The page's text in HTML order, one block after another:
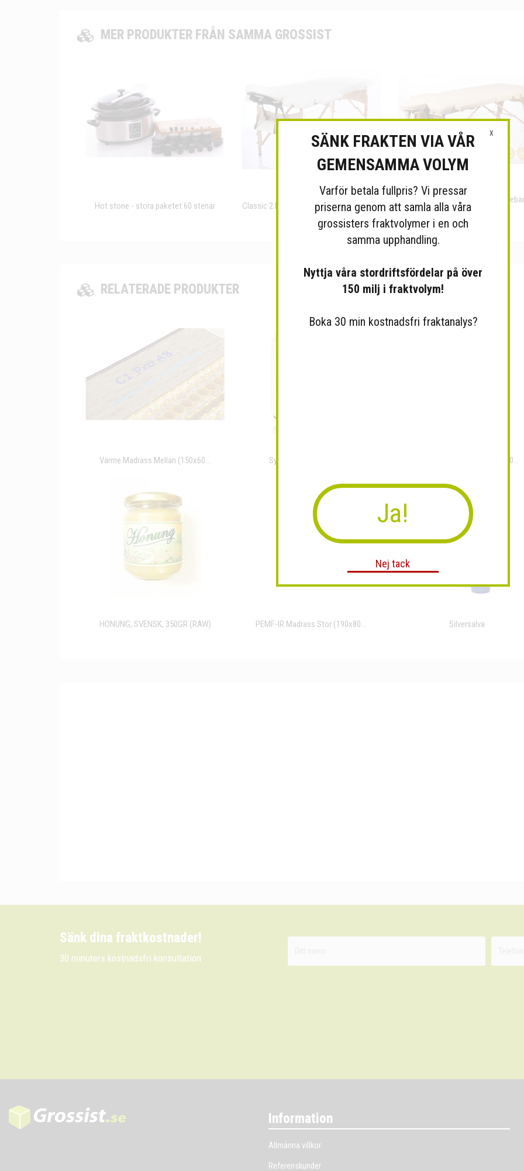
MER PRODUKTER FRÅN SAMMA GROSSIST
Hot stone - stora paketet 60 stenar Classic 2 Bärbar Massagebänk RESTPRO
Memory 2 Beige Bärbar
RESTPRO
RELATERADE PRODUKTER
Värme Madrass Mellan (150x60... Syrgaskoncentrator för... Värme Madrass Stol (50x100...
HONUNG, SVENSK, 350GR (RAW) PEMF-IR Madrass Stor (190x80... Silversalva
Sänk dina fraktkostnader!
30 minuters kostnadsfri konsultation
Information
Allmänna villkor
Referenskunder
X
SÄNK FRAKTEN VIA VÅR
GEMENSAMMA VOLYM
Varför betala fullpris? Vi pressar
priserna genom att samla alla våra
grossisters fraktvolymer i en och
samma upphandling.
Nyttja våra stordriftsfördelar på över
150 milj i fraktvolym!
Boka 30 min kostnadsfri fraktanalys?
Ja!
Nej tack